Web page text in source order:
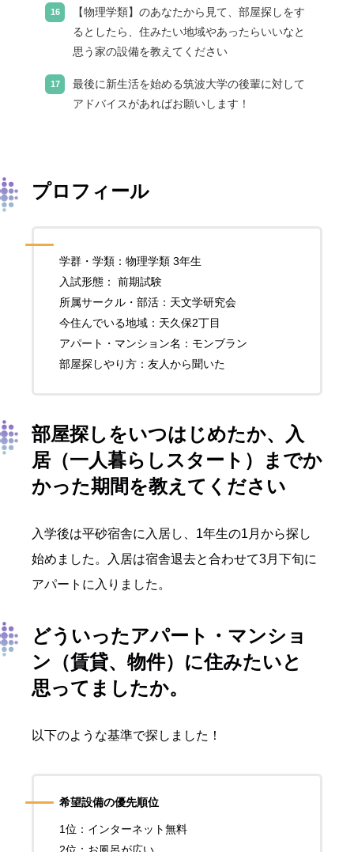
【物理学類】のあなたから見て、部屋探しをす
るとしたら、住みたい地域やあったらいいなと
思う家の設備を教えてください
最後に新生活を始める筑波大学の後輩に対して
アドバイスがあればお願いします！
プロフィール
学群・学類：物理学類 3年生
入試形態： 前期試験
所属サークル・部活：天文学研究会
今住んでいる地域：天久保2丁目
アパート・マンション名：モンブラン
部屋探しやり方：友人から聞いた
部屋探しをいつはじめたか、入
居（一人暮らしスタート）までか
かった期間を教えてください
入学後は平砂宿舎に入居し、1年生の1月から探し
始めました。入居は宿舎退去と合わせて3月下旬に
アパートに入りました。
どういったアパート・マンショ
ン（賃貸、物件）に住みたいと
思ってましたか。
以下のような基準で探しました！
希望設備の優先順位
1位：インターネット無料